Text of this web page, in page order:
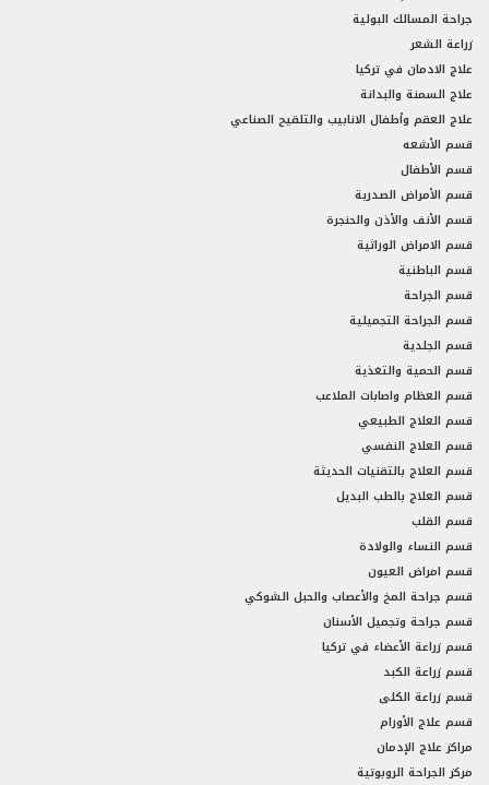
جراحة المسالك البولية
زراعة الشعر
علاج الادمان في تركيا
علاج السمنة والبدانة
علاج العقم وأطفال الانابيب والتلقيح الصناعي
قسم الأشعه
قسم الأطفال
قسم الأمراض الصدرية
قسم الأنف والأذن والحنجرة
قسم الامراض الوراثية
قسم الباطنية
قسم الجراحة
قسم الجراحة التجميلية
قسم الجلدية
قسم الحمية والتغذية
قسم العظام واصابات الملاعب
قسم العلاج الطبيعي
قسم العلاج النفسي
قسم العلاج بالتقنيات الحديثة
قسم العلاج بالطب البديل
قسم القلب
قسم النساء والولادة
قسم امراض العيون
قسم جراحة المخ والأعصاب والحبل الشوكي
قسم جراحة وتجميل الأسنان
قسم زراعة الأعضاء في تركيا
قسم زراعة الكبد
قسم زراعة الكلى
قسم علاج الأورام
مراكز علاج الإدمان
مركز الجراحة الروبوتية